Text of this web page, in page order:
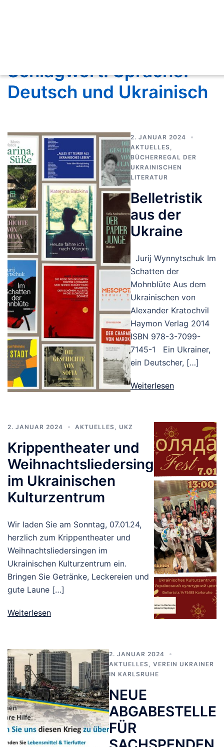
Schlagwort:Sprache:
Deutsch und Ukrainisch
2. JANUAR 2024
AKTUELLES
BÜCHERREGAL DER
UKRAINISCHEN
LITERATUR
Belletristik
aus der
Ukraine
Jurij Wynnytschuk Im
Schatten der
Mohnblüte Aus dem
Ukrainischen von
Alexander Kratochvil
Haymon Verlag 2014
ISBN 978-3-7099-
7145-1 Ein Ukrainer,
ein Deutscher, […]
Weiterlesen
2. JANUAR 2024 AKTUELLES UKZ
Krippentheater und
Weihnachtsliedersingen
im Ukrainischen
Kulturzentrum
Wir laden Sie am Sonntag, 07.01.24,
herzlich zum Krippentheater und
Weihnachtsliedersingen im
Ukrainischen Kulturzentrum ein.
Bringen Sie Getränke, Leckereien und
gute Laune […]
Weiterlesen
2. JANUAR 2024
AKTUELLES
VEREIN UKRAINER
IN KARLSRUHE
NEUE
ABGABESTELLE
FÜR